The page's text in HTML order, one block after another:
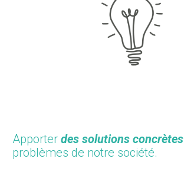
Apporter des solutions concrètes
problèmes de notre société.